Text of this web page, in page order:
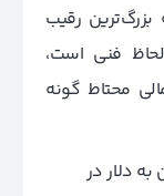
رقیب
فنی است،
محتاط گونه
دلار در